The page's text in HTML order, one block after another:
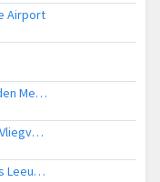
Airport
Ambulancehelikopter naar Leeuwarden Medical Center Heliport
Ambulancehelikopter naar Ameland Vliegveld Ballum
Ambulancehelikopter naar Vliegbasis Leeuwarden